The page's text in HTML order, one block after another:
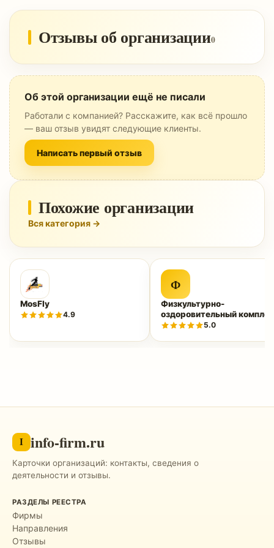
Отзывы об организации0
Об этой организации ещё не писали
Работали с компанией? Расскажите, как всё прошло
— ваш отзыв увидят следующие клиенты.
Написать первый отзыв
Похожие организации
Вся категория →
MosFly
4.9
Ф
Физкультурно-
оздоровительный
«Нептун» 5.0
I info-firm.ru
Карточки организаций: контакты, сведения о
деятельности и отзывы.
РАЗДЕЛЫ РЕЕСТРА
Фирмы
Направления
Отзывы